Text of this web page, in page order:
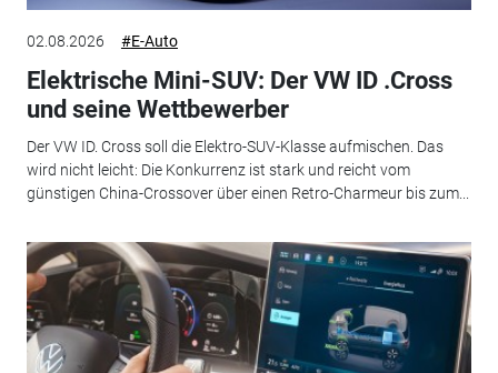
02.08.2026 #E-Auto
Elektrische Mini-SUV: Der VW ID .Cross
und seine Wettbewerber
Der VW ID. Cross soll die Elektro-SUV-Klasse aufmischen. Das
wird nicht leicht: Die Konkurrenz ist stark und reicht vom
günstigen China-Crossover über einen Retro-Charmeur bis zum...